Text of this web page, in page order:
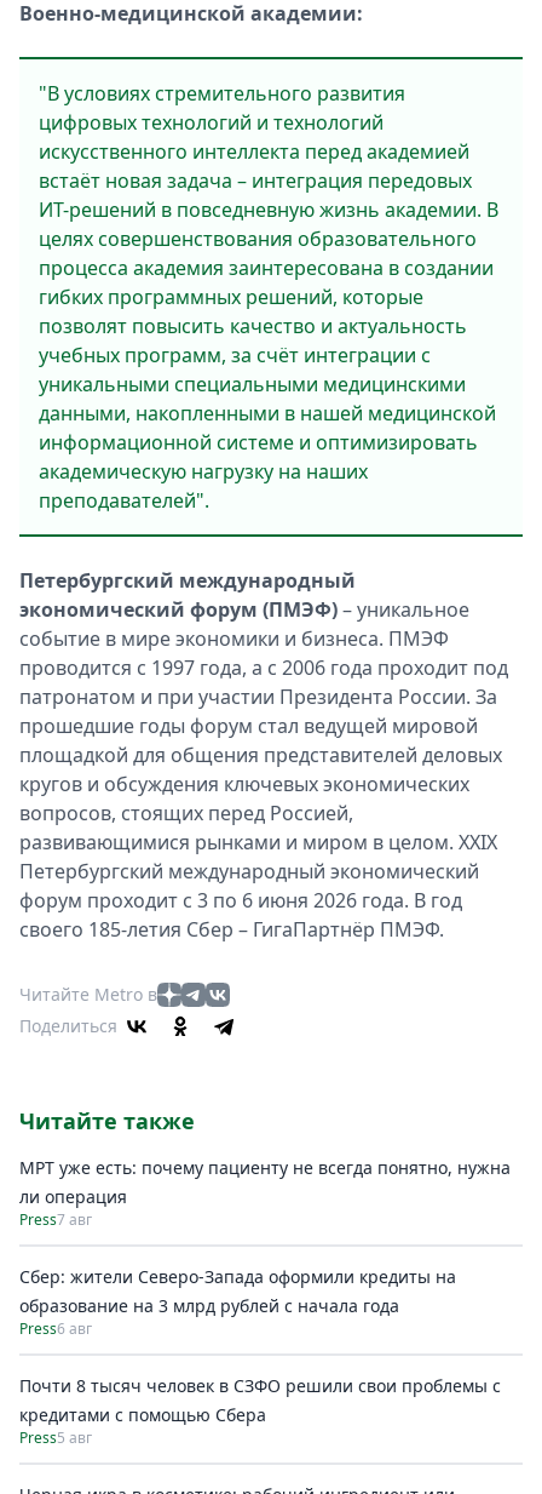
Военно-медицинской академии:
"В условиях стремительного развития
цифровых технологий и технологий
искусственного интеллекта перед академией
встаёт новая задача – интеграция передовых
ИТ-решений в повседневную жизнь академии. В
целях совершенствования образовательного
процесса академия заинтересована в создании
гибких программных решений, которые
позволят повысить качество и актуальность
учебных программ, за счёт интеграции с
уникальными специальными медицинскими
данными, накопленными в нашей медицинской
информационной системе и оптимизировать
академическую нагрузку на наших
преподавателей".
Петербургский международный
экономический форум (ПМЭФ)– уникальное
событие в мире экономики и бизнеса. ПМЭФ
проводится с 1997 года, а с 2006 года проходит под
патронатом и при участии Президента России. За
прошедшие годы форум стал ведущей мировой
площадкой для общения представителей деловых
кругов и обсуждения ключевых экономических
вопросов, стоящих перед Россией,
развивающимися рынками и миром в целом. XXIX
Петербургский международный экономический
форум проходит с 3 по 6 июня 2026 года. В год
своего 185-летия Сбер – ГигаПартнёр ПМЭФ.
Читайте Metro в
Поделиться
Читайте также
МРТ уже есть: почему пациенту не всегда понятно, нужна
ли операция
Press7 авг
Сбер: жители Северо-Запада оформили кредиты на
образование на 3 млрд рублей с начала года
Press6 авг
Почти 8 тысяч человек в СЗФО решили свои проблемы с
кредитами с помощью Сбера
Press5 авг